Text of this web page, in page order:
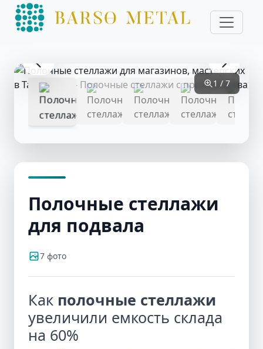
1 / 7
Полочные стеллажи
для подвала
7 фото
Как полочные стеллажи
увеличили емкость склада
на 60%